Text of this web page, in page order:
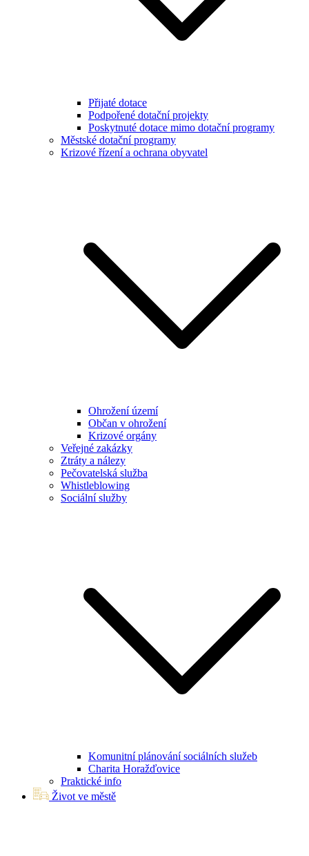
Přijaté dotace
Podpořené dotační projekty
Poskytnuté dotace mimo dotační programy
Městské dotační programy
Krizové řízení a ochrana obyvatel
Ohrožení území
Občan v ohrožení
Krizové orgány
Veřejné zakázky
Ztráty a nálezy
Pečovatelská služba
Whistleblowing
Sociální služby
Komunitní plánování sociálních služeb
Charita Horažďovice
Praktické info
Život ve městě